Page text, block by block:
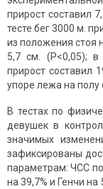
прирост составил
тесте бег 3000 м.
из положения стоя
5,7 см. (Р<0,05); в
прирост составил
упоре лежа на
В тестах по
девушек в
значимых
зафиксированы
параметрам: ЧСС
на 39,7% и Генчи